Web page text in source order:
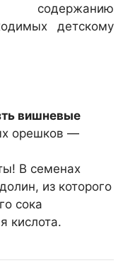
содержанию
детскому
вишневые
орешков —
В семенах
из которого
сока
кислота.